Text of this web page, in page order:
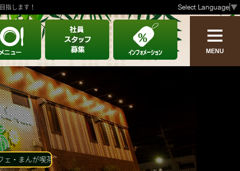
Select Language▼
指します！
MENU
ABOUT
亜熱帯のご案内
設備情報
ご利用方法
リクルート
物件情報募集
が喫茶 亜熱帯の店舗案内です。